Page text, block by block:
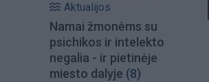
Aktualijos
Namai žmonėms su
psichikos ir intelekto
negalia - ir pietinėje
miesto dalyje (8)